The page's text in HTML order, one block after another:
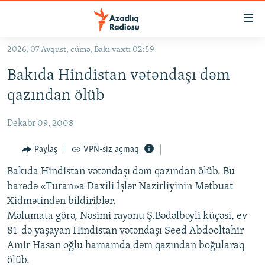
Əsas
qayıt
Əsas
naviqasiyaya
qayıt
KORRUPSIOMETR
#ƏSLINDƏ
FƏRQƏ BAX
QANUNI DOĞRU
ARAŞDIRMA
MULTIMEDIA
VIDEO
FOTOQALEREYA
RADIO ARXIV
OXU ZALI
HAQQIMIZDA
2026, 07 Avqust, cümə, Bakı vaxtı 02:59
Bakıda Hindistan vətəndaşı dəm
qazından ölüb
Dekabr 09, 2008
Paylaş VPN-siz açmaq
Bakıda Hindistan vətəndaşı dəm qazından ölüb. Bu
barədə «Turan»a Daxili İşlər Nazirliyinin Mətbuat
Xidmətindən bildiriblər.
Məlumata görə, Nəsimi rayonu Ş.Bədəlbəyli küçəsi, ev
81-də yaşayan Hindistan vətəndaşı Seed Abdooltahir
Amir Hasan oğlu hamamda dəm qazından boğularaq
ölüb.